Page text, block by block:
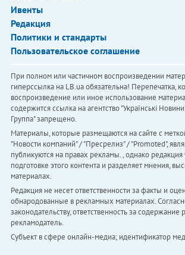
Ивенты
Редакция
Политики и стандарты
Пользовательское соглашение
При полном или частичном воспроизведении
гиперссылка на LB.ua обязательна! Перепечатка,
воспроизведение или иное использование
содержится ссылка на агентство "Українськi
Группа" запрещено.
Материалы, которые размещаются на сайте с
"Новости компаний" / "Пресрелиз" / "Promoted",
публикуются на правах рекламы. , однако редакция
подготовке этого контента и разделяет мнения,
материалах.
Редакция не несет ответственности за факты и
обнародованные в рекламных материалах.
законодательству, ответственность за
рекламодатель.
Субъект в сфере онлайн-медиа; идентификатор